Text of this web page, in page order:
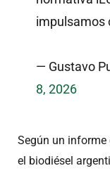
impulsamos
— Gustavo
8, 2026
Según un informe
el biodiésel